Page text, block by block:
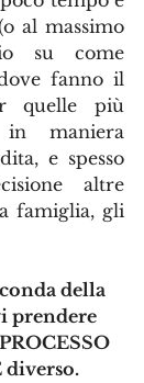
al massimo
su come
fanno il
quelle più
maniera
e spesso
altre
famiglia, gli
della
prendere